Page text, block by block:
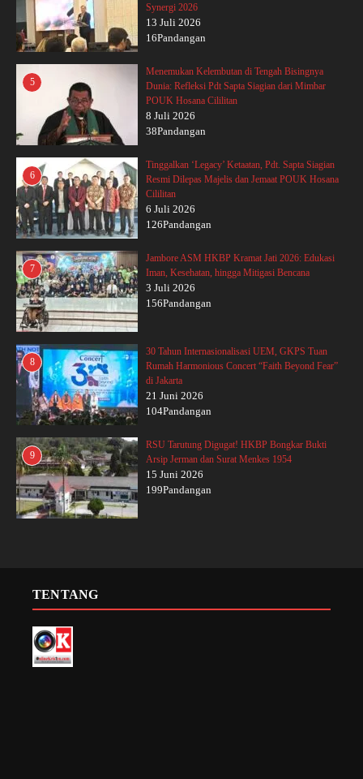
Synergi 2026
13 Juli 2026
16Pandangan
5
Menemukan Kelembutan di Tengah Bisingnya
Dunia: Refleksi Pdt Sapta Siagian dari Mimbar
POUK Hosana Cililitan
8 Juli 2026
38Pandangan
6
Tinggalkan ‘Legacy’ Ketaatan, Pdt. Sapta Siagian
Resmi Dilepas Majelis dan Jemaat POUK Hosana
Cililitan
6 Juli 2026
126Pandangan
7
Jambore ASM HKBP Kramat Jati 2026: Edukasi
Iman, Kesehatan, hingga Mitigasi Bencana
3 Juli 2026
156Pandangan
8
30 Tahun Internasionalisasi UEM, GKPS Tuan
Rumah Harmonious Concert “Faith Beyond Fear”
di Jakarta
21 Juni 2026
104Pandangan
9
RSU Tarutung Digugat! HKBP Bongkar Bukti
Arsip Jerman dan Surat Menkes 1954
15 Juni 2026
199Pandangan
TENTANG